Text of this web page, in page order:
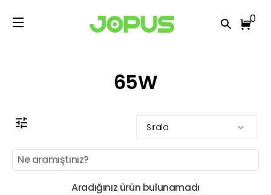
0
65W
Sırala
Aradığınız ürün bulunamadı